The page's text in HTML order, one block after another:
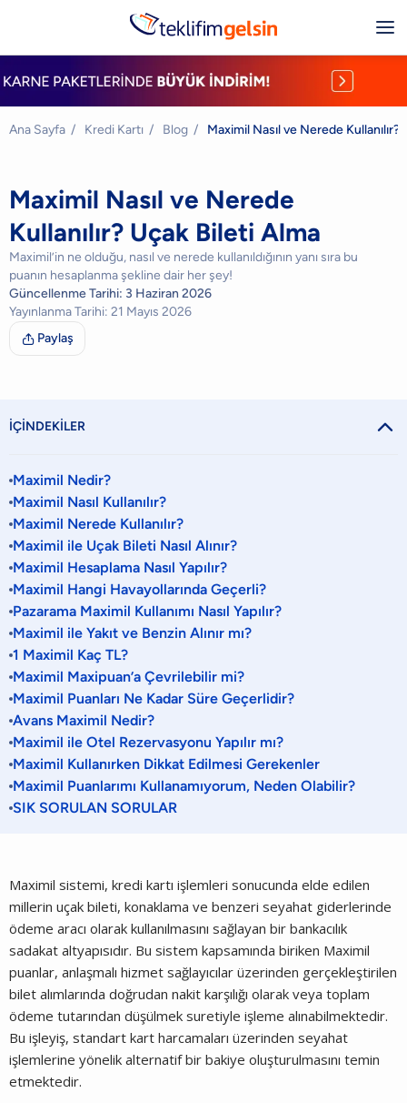
Ana Sayfa / Kredi Kartı / Blog / Maximil Nasıl ve Nerede
Maximil Nasıl ve Nerede
Kullanılır? Uçak Bileti Alma
Maximil’in ne olduğu, nasıl ve nerede kullanıldığının yanı sıra bu
puanın hesaplanma şekline dair her şey!
Güncellenme Tarihi: 3 Haziran 2026
Yayınlanma Tarihi: 21 Mayıs 2026
 Paylaş
İÇİNDEKİLER 
Maximil Nedir?
Maximil Nasıl Kullanılır?
Maximil Nerede Kullanılır?
Maximil ile Uçak Bileti Nasıl Alınır?
Maximil Hesaplama Nasıl Yapılır?
Maximil Hangi Havayollarında Geçerli?
Pazarama Maximil Kullanımı Nasıl Yapılır?
Maximil ile Yakıt ve Benzin Alınır mı?
1 Maximil Kaç TL?
Maximil Maxipuan’a Çevrilebilir mi?
Maximil Puanları Ne Kadar Süre Geçerlidir?
Avans Maximil Nedir?
Maximil ile Otel Rezervasyonu Yapılır mı?
Maximil Kullanırken Dikkat Edilmesi Gerekenler
Maximil Puanlarımı Kullanamıyorum, Neden Olabilir?
SIK SORULAN SORULAR
Maximil sistemi, kredi kartı işlemleri sonucunda elde edilen
millerin uçak bileti, konaklama ve benzeri seyahat giderlerinde
ödeme aracı olarak kullanılmasını sağlayan bir bankacılık
sadakat altyapısıdır. Bu sistem kapsamında biriken Maximil
puanlar, anlaşmalı hizmet sağlayıcılar üzerinden gerçekleştirilen
bilet alımlarında doğrudan nakit karşılığı olarak veya toplam
ödeme tutarından düşülmek suretiyle işleme alınabilmektedir.
Bu işleyiş, standart kart harcamaları üzerinden seyahat
işlemlerine yönelik alternatif bir bakiye oluşturulmasını temin
etmektedir.